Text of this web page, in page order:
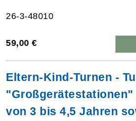
26-3-48010
59,00 €
Eltern-Kind-Turnen -
"Großgerätestationen"
von 3 bis 4,5 Jahren